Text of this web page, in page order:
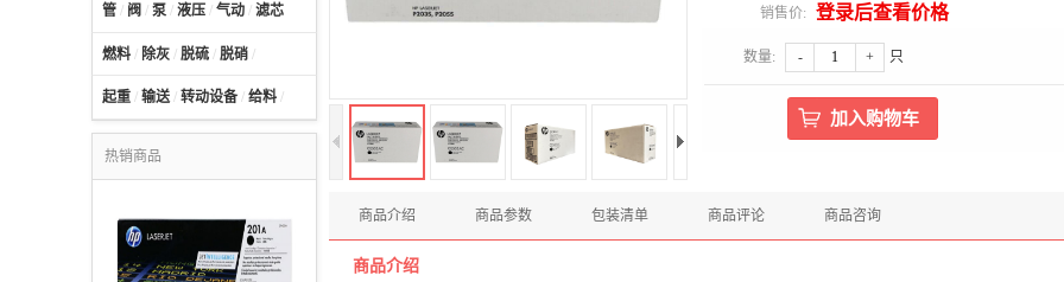
管 / 阀 / 泵 / 液压 / 气动 / 滤芯
燃料 / 除灰 / 脱硫 / 脱硝 /
起重 / 输送/ 转动设备 / 给料 /
热销商品
销售价:
登录后查看价格
数量: - + 只
商品介绍 商品参数 包装清单 商品评论 商品咨询
商品介绍